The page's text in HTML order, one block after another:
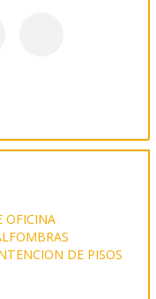
OFICINA
DE PISOS